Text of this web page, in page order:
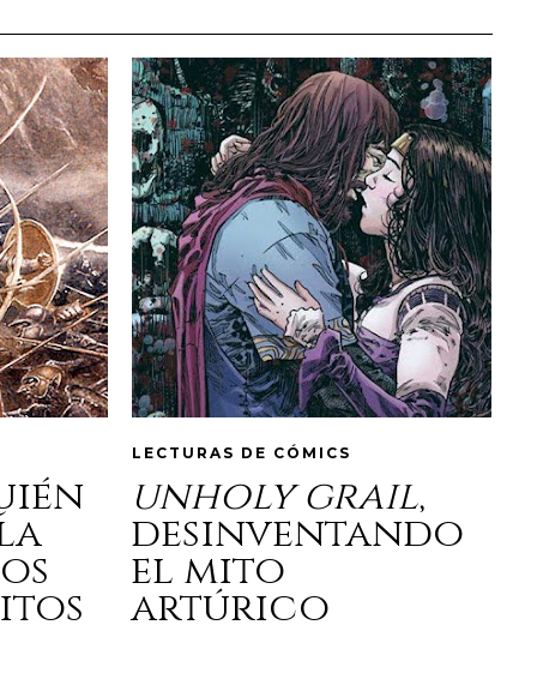
LECTURAS DE CÓMICS
unholy grail,
desinventando
el mito
artúrico